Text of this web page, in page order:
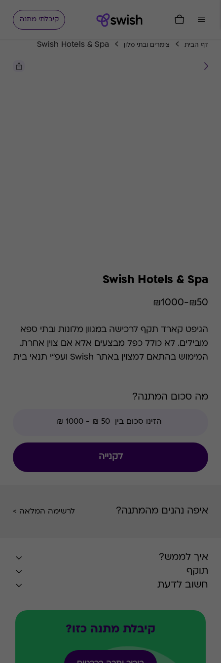
קיבלתי מתנה
דף הבית צימרים ובתי מלון Swish Hotels & Spa
Swish Hotels & Spa
₪50-₪1000
הגיפט קארד תקף לרכישה במגוון מלונות ובתי ספא
מובילים. לא כולל כפל מבצעים אלא אם צוין אחרת.
המימוש בהתאם למצוין באתר Swish ועפ״י תנאי בית
על המצוין באתר Swish).
מה סכום המתנה?
לקנייה
איפה נהנים מהמתנה? לרשימה המלאה >
איך לממש?
תוקף
חשוב לדעת
קיבלת מתנה כזו?